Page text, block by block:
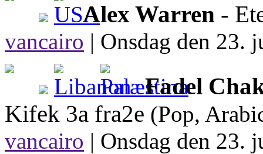
Alex Warren -
vancairo | Onsdag den 23.
Fadel
Kifek 3a fra2e (Pop,
vancairo | Onsdag den 23.